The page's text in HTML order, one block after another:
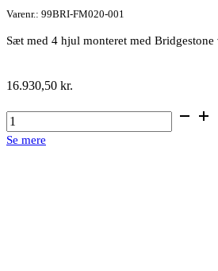
Varenr.: 99BRI-FM020-001
Sæt med 4 hjul monteret med
16.930,50 kr.
18"
alufælge
med
Se mere